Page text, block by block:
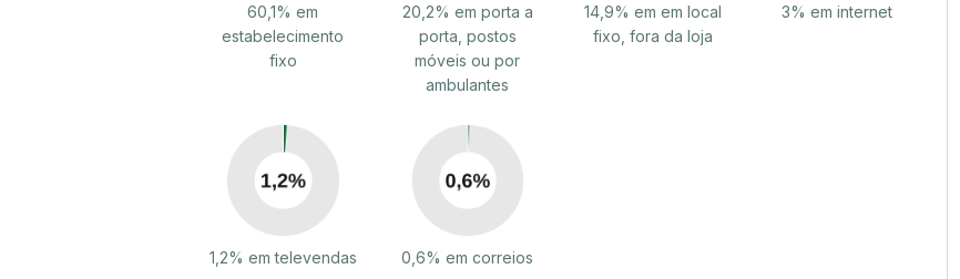
60,1% em
estabelecimento
fixo
20,2% em porta a
porta, postos
móveis ou por
ambulantes
14,9% em em local
fixo, fora da loja
3% em internet
1,2% em televendas 0,6% em correios